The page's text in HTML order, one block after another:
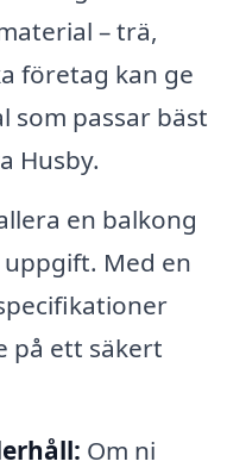
– trä,
företag kan ge
som passar bäst
Husby.
en balkong
Med en
på ett säkert
Om ni